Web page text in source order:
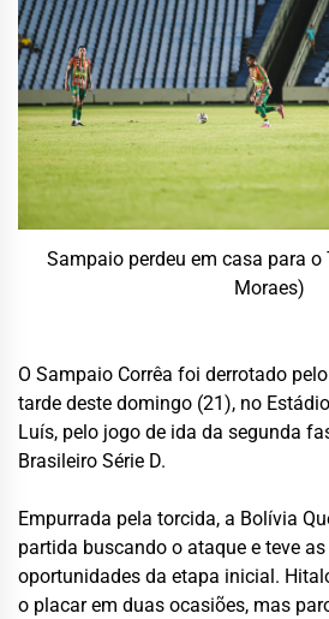
Sampaio perdeu em casa para o
Moraes)
O Sampaio Corrêa foi derrotado
tarde deste domingo (21), no
Luís, pelo jogo de ida da segunda
Brasileiro Série D.
Empurrada pela torcida, a Bolívia
partida buscando o ataque e teve
oportunidades da etapa inicial.
o placar em duas ocasiões, mas